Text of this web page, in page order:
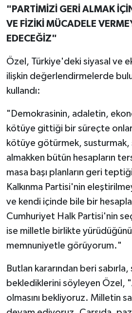
"PARTİMİZİ GERİ ALMAK
VE FİZİKİ MÜCADELE
EDECEĞİZ"
Özel, Türkiye'deki siyasal ve
ilişkin değerlendirmelerde
kullandı:
"Demokrasinin, adaletin,
kötüye gittiği bir süreçte
kötüye götürmek, susturmak,
almakken bütün hesapların
masa başı planların geri
Kalkınma Partisi'nin
ve kendi içinde bile bir
Cumhuriyet Halk Partisi'nin
ise milletle birlikte
memnuniyetle görüyorum."
Butlan kararından beri
beklediklerini söyleyen Özel,
olmasını bekliyoruz. Milletin